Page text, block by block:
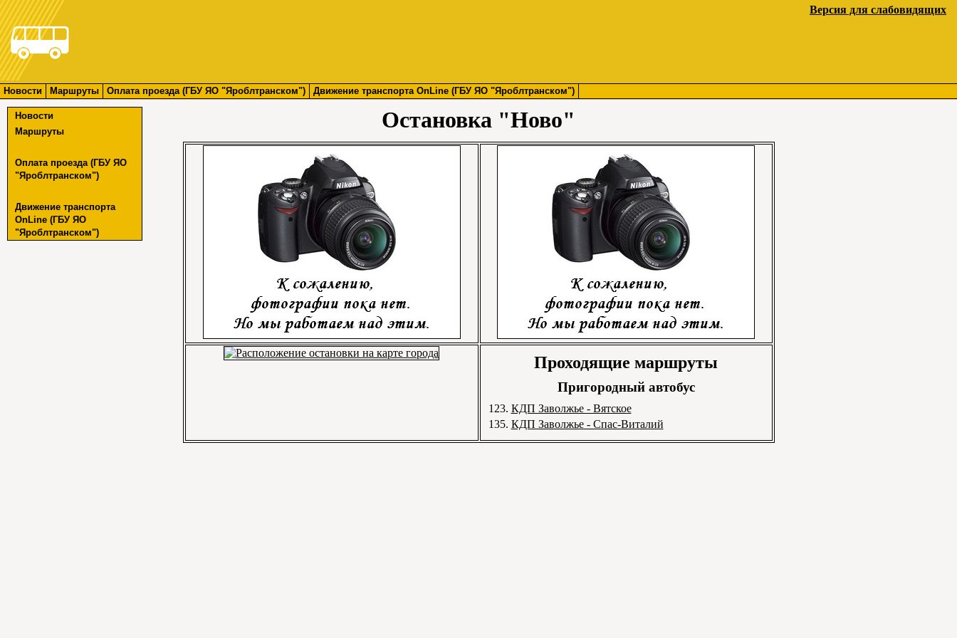
Версия для слабовидящих
Новости Маршруты Оплата проезда (ГБУ ЯО "Яроблтранском") Движение транспорта OnLine (ГБУ ЯО "Яроблтранском")
Новости
Маршруты
Оплата проезда (ГБУ ЯО
"Яроблтранском")
Движение транспорта
OnLine (ГБУ ЯО
"Яроблтранском")
Остановка "Ново"
Проходящие маршруты
Пригородный автобус
123. КДП Заволжье - Вятское
135. КДП Заволжье - Спас-Виталий